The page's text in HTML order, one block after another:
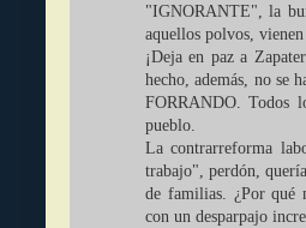
"IGNORANTE", la
aquellos polvos,
¡Deja en paz a
hecho, además, no se
FORRANDO. Todos
pueblo.
La contrarreforma
trabajo", perdón,
de familias. ¿Por qué
con un desparpajo